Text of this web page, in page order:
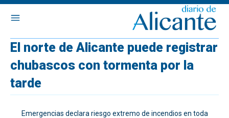
El norte de Alicante puede registrar
chubascos con tormenta por la
tarde
Emergencias declara riesgo extremo de incendios en toda